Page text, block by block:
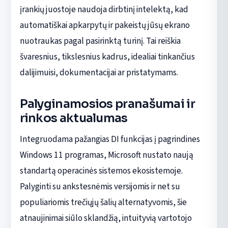
įrankių juostoje naudoja dirbtinį intelektą, kad
automatiškai apkarpytų ir pakeistų jūsų ekrano
nuotraukas pagal pasirinktą turinį. Tai reiškia
švaresnius, tikslesnius kadrus, idealiai tinkančius
dalijimuisi, dokumentacijai ar pristatymams.
Palyginamosios pranašumai ir
rinkos aktualumas
Integruodama pažangias DI funkcijas į pagrindines
Windows 11 programas, Microsoft nustato naują
standartą operacinės sistemos ekosistemoje.
Palyginti su ankstesnėmis versijomis ir net su
populiariomis trečiųjų šalių alternatyvomis, šie
atnaujinimai siūlo sklandžią, intuityvią vartotojo